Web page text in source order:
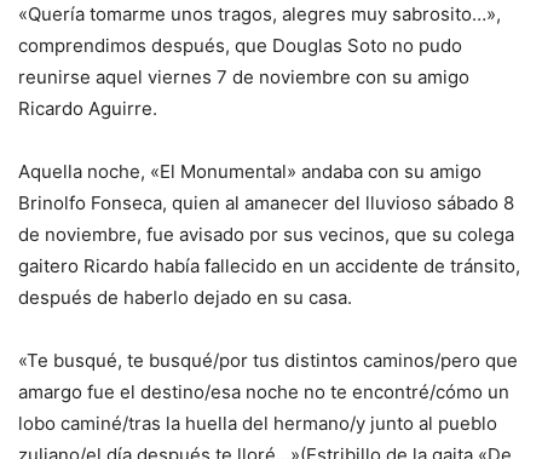
«Quería tomarme unos tragos, alegres muy sabrosito…»,
comprendimos después, que Douglas Soto no pudo
reunirse aquel viernes 7 de noviembre con su amigo
Ricardo Aguirre.
Aquella noche, «El Monumental» andaba con su amigo
Brinolfo Fonseca, quien al amanecer del lluvioso sábado 8
de noviembre, fue avisado por sus vecinos, que su colega
gaitero Ricardo había fallecido en un accidente de tránsito,
después de haberlo dejado en su casa.
«Te busqué, te busqué/por tus distintos caminos/pero que
amargo fue el destino/esa noche no te encontré/cómo un
lobo caminé/tras la huella del hermano/y junto al pueblo